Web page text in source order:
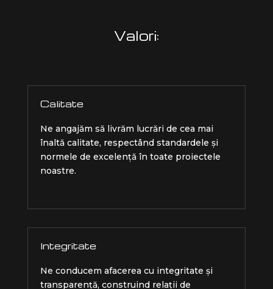
Valori:
Calitate
Ne angajăm să livrăm lucrări de cea mai
înaltă calitate, respectând standardele și
normele de excelență în toate proiectele
noastre.
Integritate
Ne conducem afacerea cu integritate și
transparență, construind relații de